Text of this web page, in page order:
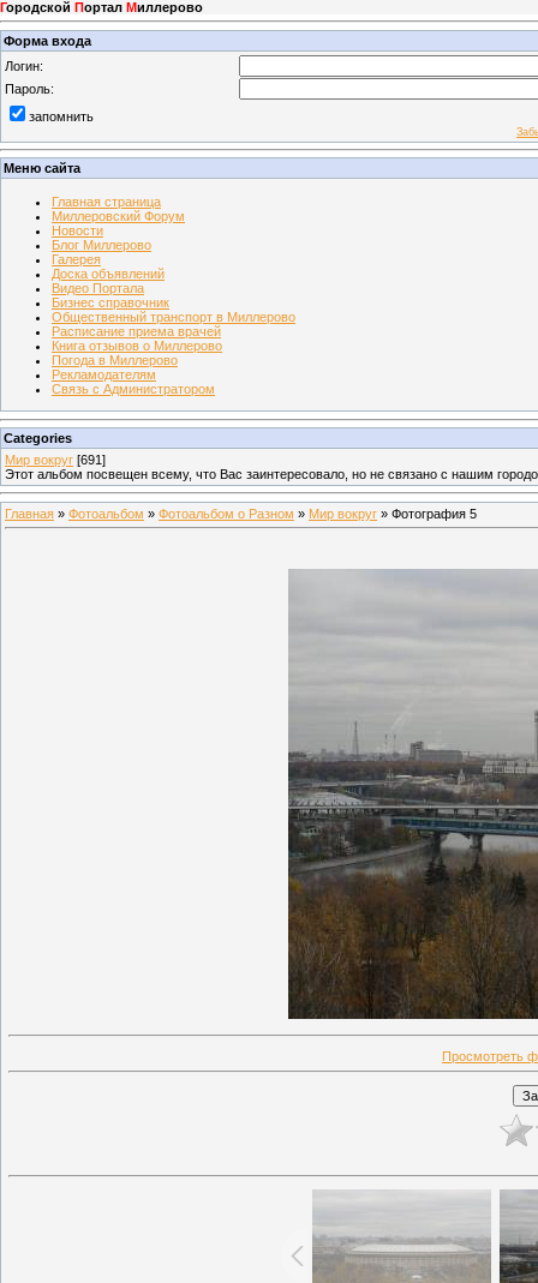
Городской Портал Миллерово
Форма входа
Логин:
Пароль:
запомнить
Меню сайта
Главная страница
Миллеровский Форум
Новости
Блог Миллерово
Галерея
Доска объявлений
Видео Портала
Бизнес справочник
Общественный транспорт в Миллерово
Расписание приема врачей
Книга отзывов о Миллерово
Погода в Миллерово
Рекламодателям
Связь с Администратором
Categories
Мир вокруг [691]
Этот альбом посвещен всему, что Вас заинтересовало, но не связано с нашим
Главная » Фотоальбом » Фотоальбом о Разном » Мир вокруг » Фотография 5
Просмотреть